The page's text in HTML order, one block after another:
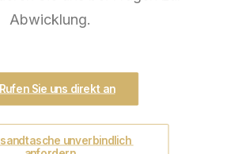
Abwicklung.
Rufen Sie uns direkt an
unverbindlich